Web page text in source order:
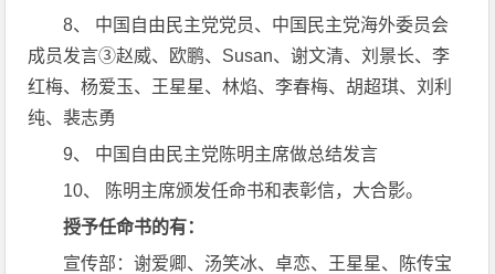
8、 中国自由民主党党员、中国民主党海外委员会
成员发言③赵威、欧鹏、Susan、谢文清、刘景长、李
红梅、杨爱玉、王星星、林焰、李春梅、胡超琪、刘利
纯、裴志勇
9、 中国自由民主党陈明主席做总结发言
10、 陈明主席颁发任命书和表彰信，大合影。
授予任命书的有：
宣传部：谢爱卿、汤笑冰、卓恋、王星星、陈传宝